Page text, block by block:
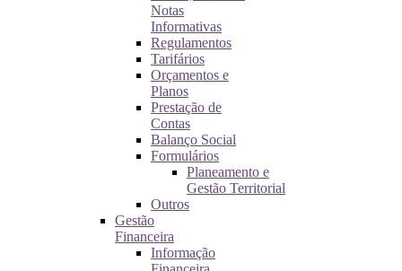
Notas
Informativas
Regulamentos
Tarifários
Orçamentos e
Planos
Prestação de
Contas
Balanço Social
Formulários
Planeamento e
Gestão Territorial
Outros
Gestão
Financeira
Informação